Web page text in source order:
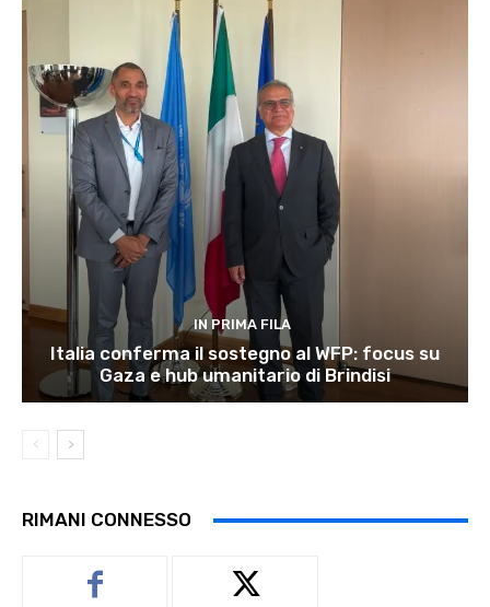
IN PRIMA FILA
Italia conferma il sostegno al WFP: focus su
Gaza e hub umanitario di Brindisi
RIMANI CONNESSO